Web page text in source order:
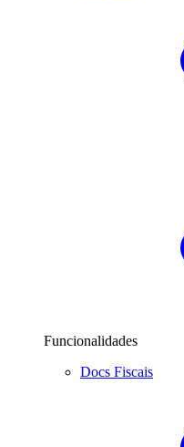
Funcionalidades
Docs Fiscais